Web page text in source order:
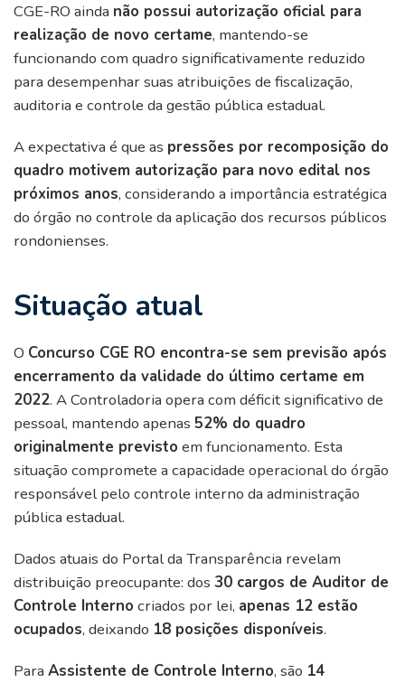
CGE-RO ainda não possui autorização oficial para
realização de novo certame, mantendo-se
funcionando com quadro significativamente reduzido
para desempenhar suas atribuições de fiscalização,
auditoria e controle da gestão pública estadual.
A expectativa é que as pressões por recomposição do
quadro motivem autorização para novo edital nos
próximos anos, considerando a importância estratégica
do órgão no controle da aplicação dos recursos públicos
rondonienses.
Situação atual
O Concurso CGE RO encontra-se sem previsão após
encerramento da validade do último certame em
2022. A Controladoria opera com déficit significativo de
pessoal, mantendo apenas 52% do quadro
originalmente previsto em funcionamento. Esta
situação compromete a capacidade operacional do órgão
responsável pelo controle interno da administração
pública estadual.
Dados atuais do Portal da Transparência revelam
distribuição preocupante: dos 30 cargos de Auditor de
Controle Interno criados por lei, apenas 12 estão
ocupados, deixando 18 posições disponíveis.
Para Assistente de Controle Interno, são 14